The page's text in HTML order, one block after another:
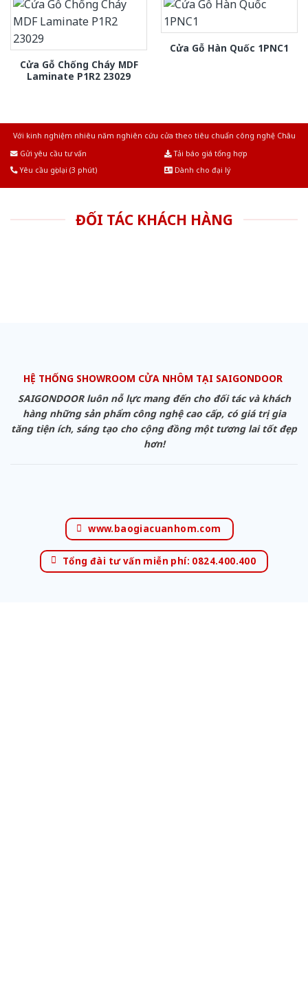
Cửa Gỗ Chống Cháy MDF
Laminate P1R2 23029
Cửa Gỗ Hàn Quốc 1PNC1
Với kinh nghiệm nhiêu năm nghiên cứu cửa theo tiêu chuẩn công nghệ Châu
Gửi yêu cầu tư vấn
Tải báo giá tổng hợp
Yêu cầu gọi lại (3 phút)
Dành cho đại lý
ĐỐI TÁC KHÁCH HÀNG
HỆ THỐNG SHOWROOM CỬA NHÔM TẠI SAIGONDOOR
SAIGONDOOR luôn nỗ lực mang đến cho đối tác và khách
hàng những sản phẩm công nghệ cao cấp, có giá trị gia
tăng tiện ích, sáng tạo cho cộng đồng một tương lai tốt đẹp
hơn!
www.baogiacuanhom.com
Tổng đài tư vấn miễn phí: 0824.400.400